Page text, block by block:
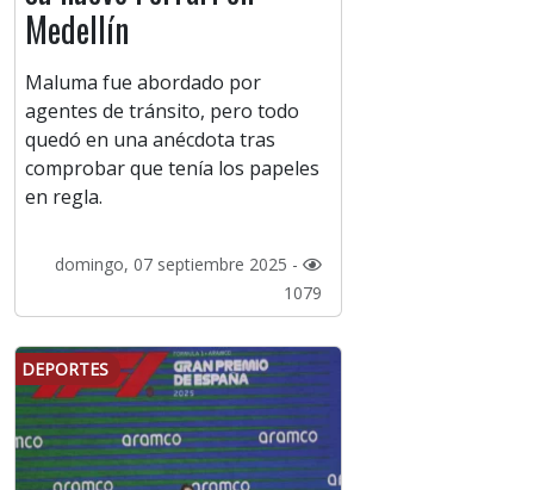
Medellín
Maluma fue abordado por
agentes de tránsito, pero todo
quedó en una anécdota tras
comprobar que tenía los papeles
en regla.
domingo, 07 septiembre 2025 -
1079
DEPORTES